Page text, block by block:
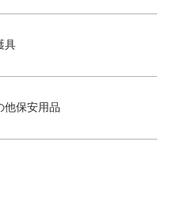
具
他保安用品